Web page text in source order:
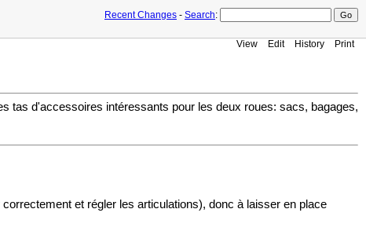
Recent Changes - Search:
View Edit History Print
tas d'accessoires intéressants pour les deux roues: sacs, bagages,
et régler les articulations), donc à laisser en place